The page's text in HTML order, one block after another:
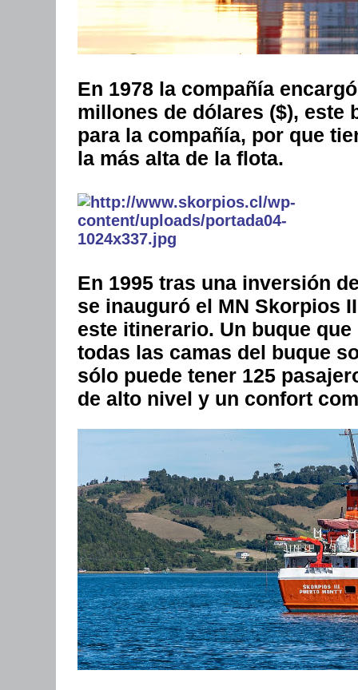
En 1978 la compañía
millones de dólares ($), este
para la compañía, por que
la más alta de la flota.
En 1995 tras una inversión
se inauguró el MN Skorpios
este itinerario. Un buque
todas las camas del buque
sólo puede tener 125
de alto nivel y un confort